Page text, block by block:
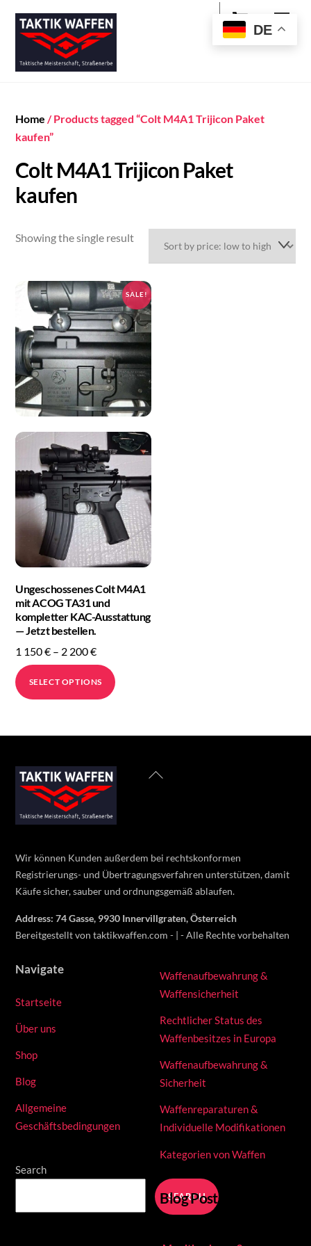
content
Cart
Home / Products tagged “Colt M4A1 Trijicon Paket
kaufen”
Colt M4A1 Trijicon Paket
kaufen
Showing the single result
SALE!
Ungeschossenes Colt M4A1
mit ACOG TA31 und
kompletter KAC-Ausstattung
— Jetzt bestellen.
1 150€ – 2 200€Price
range:
1
SELECT OPTIONS
product
The
options
on
the
product
Back
Wir können Kunden außerdem bei rechtskonformen
Registrierungs- und Übertragungsverfahren unterstützen, damit
Käufe sicher, sauber und ordnungsgemäß ablaufen.
Address: 74 Gasse, 9930 Innervillgraten, Österreich
Bereitgestellt von taktikwaffen.com - | - Alle Rechte vorbehalten
Navigate
Startseite
Über uns
Shop
Blog
Allgemeine
Geschäftsbedingungen
Search
SEARCH
Waffenaufbewahrung &
Waffensicherheit
Rechtlicher Status des
Waffenbesitzes in Europa
Waffenaufbewahrung &
Sicherheit
Waffenreparaturen &
Individuelle Modifikationen
Kategorien von Waffen
Blog Posts
DE